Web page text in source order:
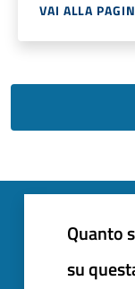
VAI ALLA
Quanto
su